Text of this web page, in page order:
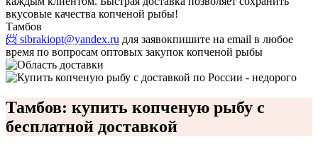
вкусовые качества копченой рыбы!
Тамбов
📨 sibrakiopt@yandex.ru для заявокпишите на email в любое
время по вопросам оптовых закупок копченой рыбы
Тамбов: купить копченую рыбу с
бесплатной доставкой